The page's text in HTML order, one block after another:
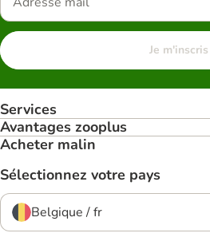
Je m'inscris
Services
Avantages zooplus
Acheter malin
Sélectionnez votre pays
Belgique / fr